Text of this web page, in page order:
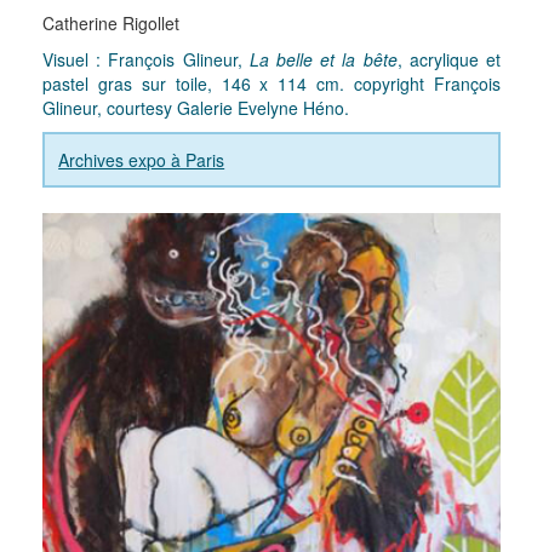
Catherine Rigollet
Visuel : François Glineur, La belle et la bête, acrylique et
pastel gras sur toile, 146 x 114 cm. copyright François
Glineur, courtesy Galerie Evelyne Héno.
Archives expo à Paris